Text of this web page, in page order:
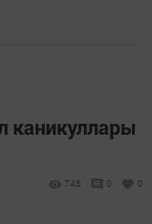
каникуллары
745 0 0